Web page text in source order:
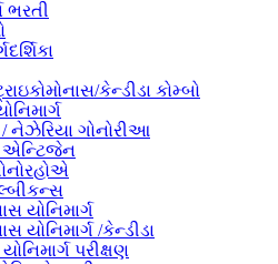
ભરતી
કેન્ડીડા કોમ્બો
/ નેઝેરિયા ગોનોરીઆ
એન્ટિજેન
યોનિમાર્ગ
યોનિમાર્ગ /કેન્ડીડા
પરીક્ષણ